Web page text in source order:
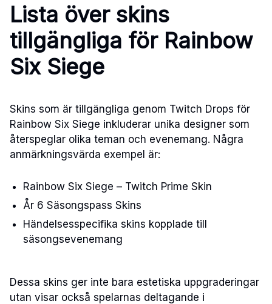
Lista över skins
tillgängliga för Rainbow
Six Siege
Skins som är tillgängliga genom Twitch Drops för
Rainbow Six Siege inkluderar unika designer som
återspeglar olika teman och evenemang. Några
anmärkningsvärda exempel är:
Rainbow Six Siege – Twitch Prime Skin
År 6 Säsongspass Skins
Händelsesspecifika skins kopplade till
säsongsevenemang
Dessa skins ger inte bara estetiska uppgraderingar
utan visar också spelarnas deltagande i